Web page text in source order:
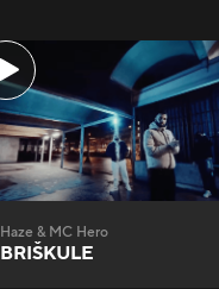
Haze & MC Hero
BRIŠKULE